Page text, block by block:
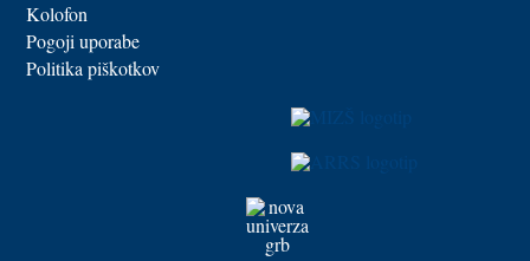
Kolofon
Pogoji uporabe
Politika piškotkov